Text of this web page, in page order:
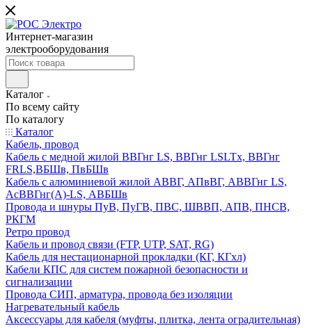
Интернет-магазин
электрооборудования
Каталог
По всему сайту
По каталогу
Каталог
Кабель, провод
Кабель с медной жилой ВВГнг LS, ВВГнг LSLTx, ВВГнг
FRLS,ВБШв, ПвБШв
Кабель с алюминиевой жилой АВВГ, АПвВГ, АВВГнг LS,
АсВВГнг(А)-LS, АВБШв
Провода и шнуры ПуВ, ПуГВ, ПВС, ШВВП, АПВ, ПНСВ,
РКГМ
Ретро провод
Кабель и провод связи (FTP, UTP, SAT, RG)
Кабель для нестационарной прокладки (КГ, КГхл)
Кабели КПС для систем пожарной безопасности и
сигнализации
Провода СИП, арматура, провода без изоляции
Нагревательный кабель
Аксессуары для кабеля (муфты, плитка, лента оградительная)